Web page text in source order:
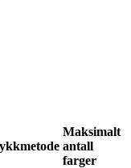
Maksimalt
antall
farger